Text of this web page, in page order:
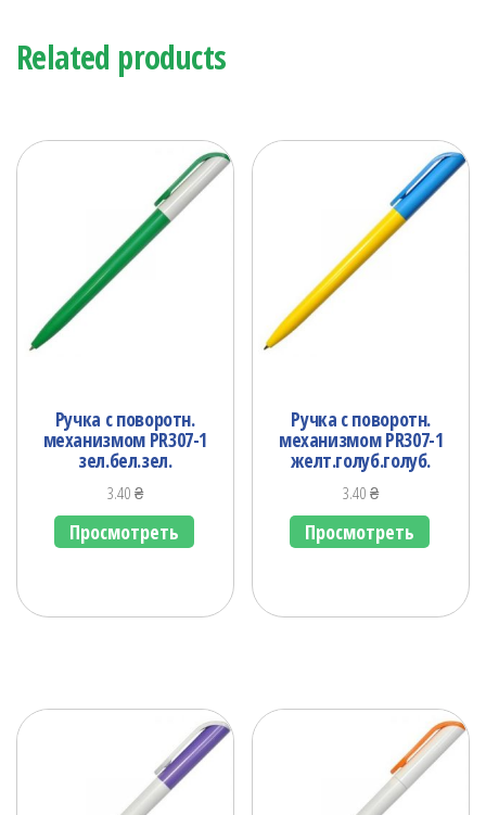
Related products
Ручка с поворотн.
механизмом PR307-1
зел.бел.зел.
3.40₴
Просмотреть
Ручка с поворотн.
механизмом PR307-1
желт.голуб.голуб.
3.40₴
Просмотреть